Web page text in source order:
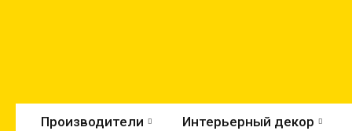
Производители Интерьерный декор